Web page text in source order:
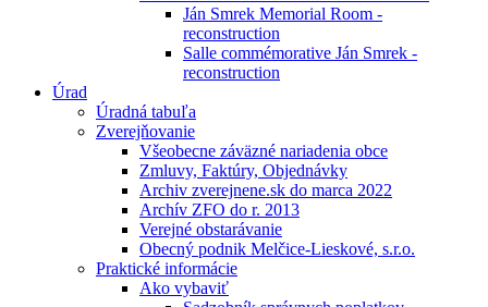
Ján Smrek Memorial Room -
reconstruction
Salle commémorative Ján Smrek -
reconstruction
Úrad
Úradná tabuľa
Zverejňovanie
Všeobecne záväzné nariadenia obce
Zmluvy, Faktúry, Objednávky
Archiv zverejnene.sk do marca 2022
Archív ZFO do r. 2013
Verejné obstarávanie
Obecný podnik Melčice-Lieskové, s.r.o.
Praktické informácie
Ako vybaviť